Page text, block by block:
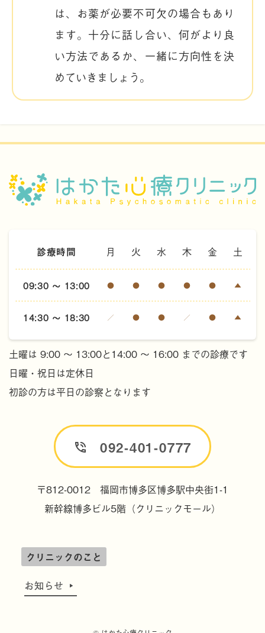
は、お薬が必要不可欠の場合もあり
ます。十分に話し合い、何がより良
い方法であるか、一緒に方向性を決
めていきましょう。
診療時間 月 火 水 木 金 土
09:30 ～ 13:00 ● ● ● ● ● ▲
14:30 ～ 18:30 ／ ● ● ／ ● ▲
土曜は 9:00 ～ 13:00と14:00 ～ 16:00 までの診療です
日曜・祝日は定休日
初診の方は平日の診察となります
092-401-0777
〒812-0012 福岡市博多区博多駅中央街1-1
新幹線博多ビル5階 （クリニックモール）
クリニックのこと
お知らせ